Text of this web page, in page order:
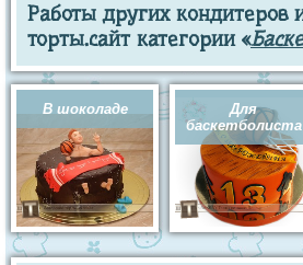
Работы других кондитеров
торты.сайт категории «
В шоколаде
Для
баскетболиста